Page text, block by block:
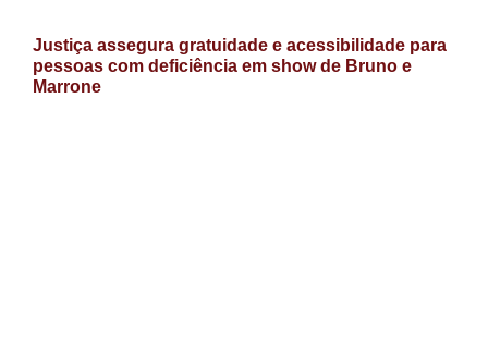
Justiça assegura gratuidade e acessibilidade para
pessoas com deficiência em show de Bruno e
Marrone